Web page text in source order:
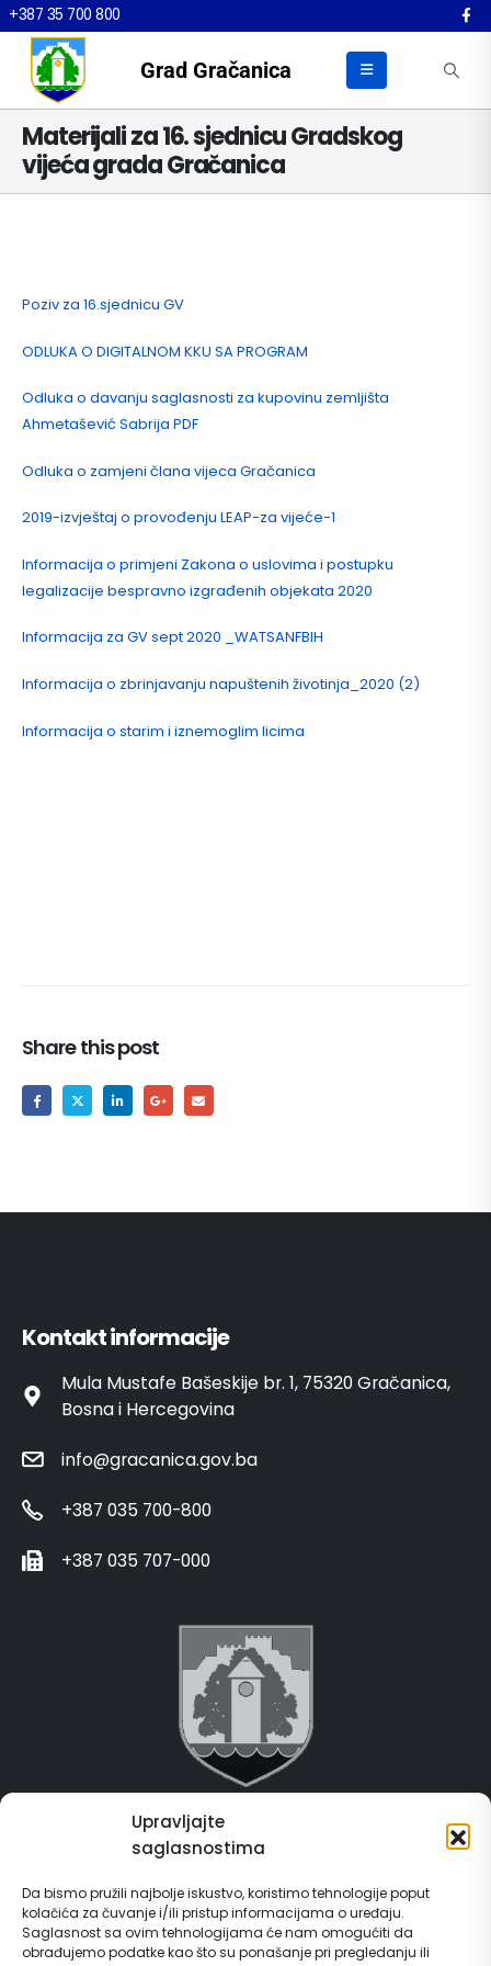
Upravljajte
saglasnostima
Da bismo pružili najbolje iskustvo, koristimo tehnologije poput
kolačića za čuvanje i/ili pristup informacijama o uređaju.
Saglasnost sa ovim tehnologijama će nam omogućiti da
obrađujemo podatke kao što su ponašanje pri pregledanju ili
+387 35 700 800
Grad Gračanica
Materijali za 16. sjednicu Gradskog
vijeća grada Gračanica
Poziv za 16.sjednicu GV
ODLUKA O DIGITALNOM KKU SA PROGRAM
Odluka o davanju saglasnosti za kupovinu zemljišta
Ahmetašević Sabrija PDF
Odluka o zamjeni člana vijeca Gračanica
2019-izvještaj o provođenju LEAP-za vijeće-1
Informacija o primjeni Zakona o uslovima i postupku
legalizacije bespravno izgrađenih objekata 2020
Informacija za GV sept 2020 _WATSANFBIH
Informacija o zbrinjavanju napuštenih životinja_2020 (2)
Informacija o starim i iznemoglim licima
Share this post
Kontakt informacije
Mula Mustafe Bašeskije br. 1, 75320 Gračanica,
Bosna i Hercegovina
info@gracanica.gov.ba
+387 035 700-800
+387 035 707-000
Grad Gračanica
E-Matičar